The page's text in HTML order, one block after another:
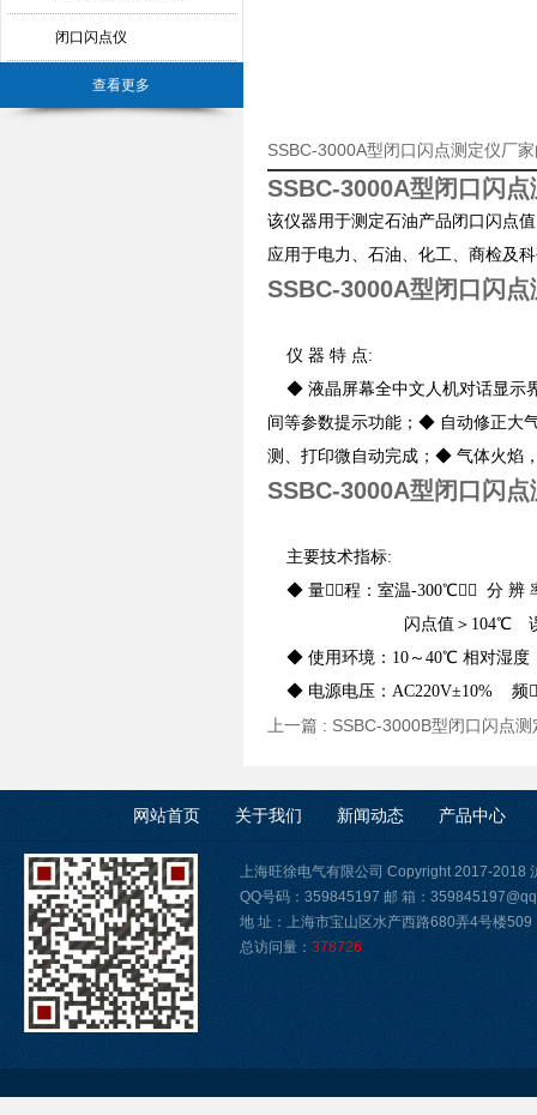
闭口闪点仪
查看更多
SSBC-3000A型闭口闪点测定仪厂
SSBC-3000A型闭口闪点
该仪器用于测定石油产品闭口闪点
应用于电力、石油、化工、商检及
SSBC-3000A型闭口闪点
仪 器 特 点:
◆ 液晶屏幕全中文人机对话显示
间等参数提示功能；◆ 自动修正大
测、打印微自动完成；◆ 气体火焰
SSBC-3000A型闭口闪点
主要技术指标:
◆ 量程：室温-300℃ 分 辨
闪点值＞104℃ 误
◆ 使用环境：10～40℃ 相对湿度
◆ 电源电压：AC220V±10% 频
上一篇 : SSBC-3000B型闭口闪点测
网站首页 关于我们 新闻动态 产品中心
上海旺徐电气有限公司 Copyright 2017-2018
QQ号码：359845197 邮 箱：
地 址：上海市宝山区水产西路680弄4号楼509
总访问量： 378726